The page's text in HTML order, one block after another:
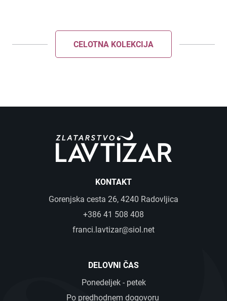
CELOTNA KOLEKCIJA
KONTAKT
Gorenjska cesta 26, 4240 Radovljica
+386 41 508 408
franci.lavtizar@siol.net
DELOVNI ČAS
Ponedeljek - petek
Po predhodnem dogovoru